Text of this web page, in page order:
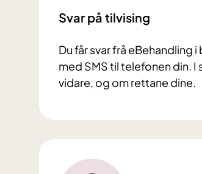
Svar på tilvising
Du får svar frå eBehandling
med SMS til telefonen din. I
vidare, og om rettane dine.